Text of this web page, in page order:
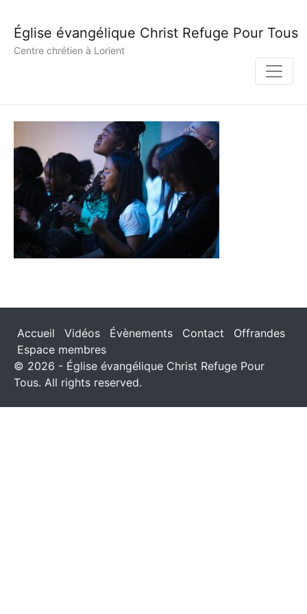
Église évangélique Christ Refuge Pour Tous
Centre chrétien à Lorient
Accueil Vidéos Évènements Contact
Offrandes
Espace membres
© 2026 - Église évangélique Christ Refuge Pour
Tous. All rights reserved.